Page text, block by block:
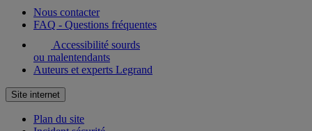
Nous contacter
FAQ - Questions fréquentes
Accessibilité sourds
ou malentendants
Auteurs et experts Legrand
Site internet
Plan du site